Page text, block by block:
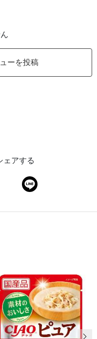
ーを投稿
ェアする
次